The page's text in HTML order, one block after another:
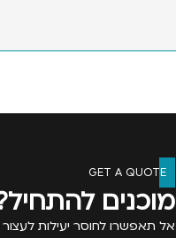
GET A QUOTE
מוכנים
אל תאפשרו לחוסר יעילות